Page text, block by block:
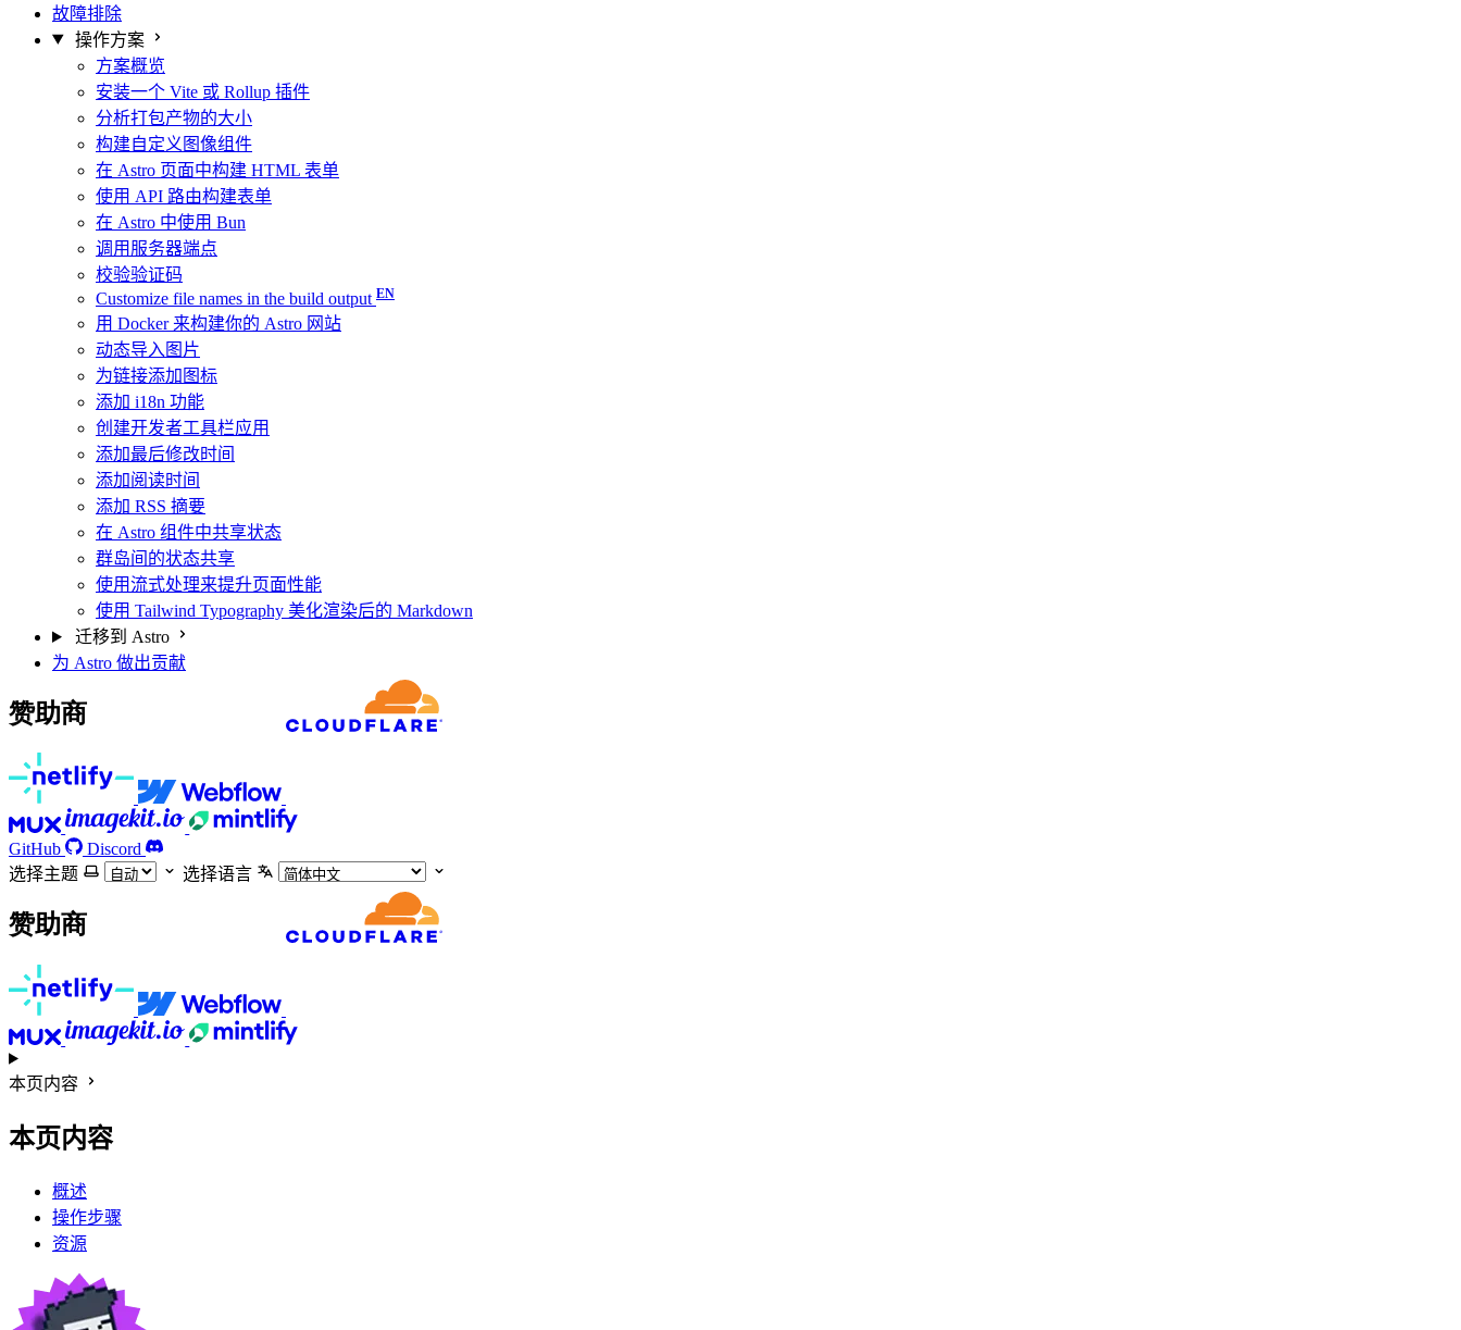
故障排除
操作方案
方案概览
安装一个 Vite 或 Rollup 插件
分析打包产物的大小
构建自定义图像组件
在 Astro 页面中构建 HTML 表单
使用 API 路由构建表单
在 Astro 中使用 Bun
调用服务器端点
校验验证码
Customize file names in the build output
用 Docker 来构建你的 Astro 网站
动态导入图片
为链接添加图标
添加 i18n 功能
创建开发者工具栏应用
添加最后修改时间
添加阅读时间
添加 RSS 摘要
在 Astro 组件中共享状态
群岛间的状态共享
使用流式处理来提升页面性能
使用 Tailwind Typography 美化渲染后的 Markdown
迁移到 Astro
为 Astro 做出贡献
赞助商
GitHub
Discord
选择主题
选择语言
赞助商
本页内容
本页内容
概述
操作步骤
资源